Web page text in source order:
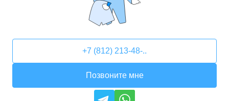
+7 (812) 213-48-..
Позвоните мне